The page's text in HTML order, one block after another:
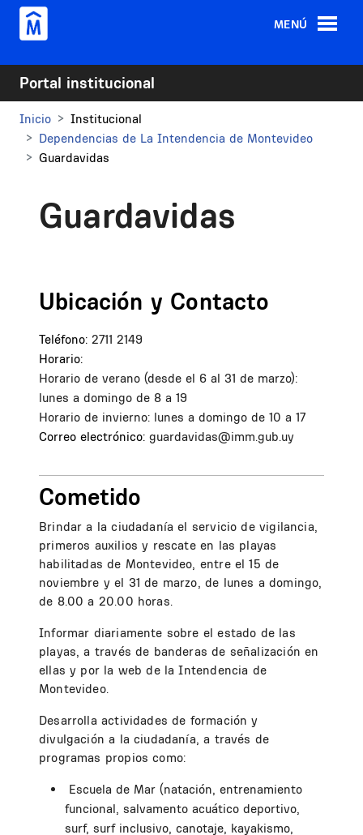
Pasar al contenido principal
MENÚ
Portal institucional
Inicio
Institucional
Dependencias de La Intendencia de Montevideo
Guardavidas
Guardavidas
Ubicación y Contacto
Teléfono: 2711 2149
Horario:
Horario de verano (desde el 6 al 31 de marzo):
lunes a domingo de 8 a 19
Horario de invierno: lunes a domingo de 10 a 17
Correo electrónico: guardavidas@imm.gub.uy
Cometido
Brindar a la ciudadanía el servicio de vigilancia,
primeros auxilios y rescate en las playas
habilitadas de Montevideo, entre el 15 de
noviembre y el 31 de marzo, de lunes a domingo,
de 8.00 a 20.00 horas.
Informar diariamente sobre el estado de las
playas, a través de banderas de señalización en
ellas y por la web de la Intendencia de
Montevideo.
Desarrolla actividades de formación y
divulgación a la ciudadanía, a través de
programas propios como:
Escuela de Mar (natación, entrenamiento
funcional, salvamento acuático deportivo,
surf, surf inclusivo, canotaje, kayakismo,